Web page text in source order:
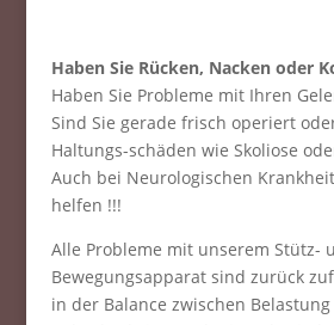
Haben Sie Rücken, Nacken oder
Haben Sie Probleme mit Ihren
Sind Sie gerade frisch operiert
Haltungs-schäden wie Skoliose
Auch bei Neurologischen
helfen !!!
Alle Probleme mit unserem Stütz-
Bewegungsapparat sind zurück
in der Balance zwischen